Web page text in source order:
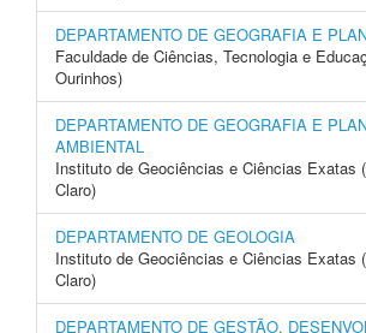
DEPARTAMENTO DE GEOGRAFIA E
Faculdade de Ciências, Tecnologia e
Ourinhos)
DEPARTAMENTO DE GEOGRAFIA E
AMBIENTAL
Instituto de Geociências e Ciências Exatas
Claro)
DEPARTAMENTO DE GEOLOGIA
Instituto de Geociências e Ciências Exatas
Claro)
DEPARTAMENTO DE GESTÃO,